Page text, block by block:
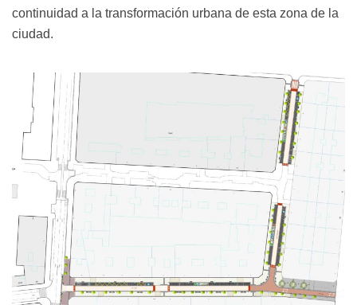
continuidad a la transformación urbana de esta zona de la
ciudad.